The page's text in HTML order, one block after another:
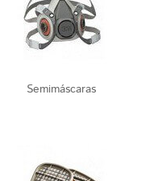
Semimáscaras